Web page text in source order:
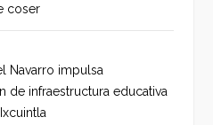
coser
Navarro impulsa
de infraestructura educativa